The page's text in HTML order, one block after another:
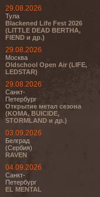
29.08.2026
Тула
Blackened Life Fest 2026
(LITTLE DEAD BERTHA,
FIEND и др.)
29.08.2026
Москва
Oldschool Open Air (LIFE,
LEDSTAR)
29.08.2026
Санкт-
Петербург
Открытие метал сезона
(KOMA, BUICIDE,
STORMLAND и др.)
03.09.2026
Белград
(Сербия)
RAVEN
04.09.2026
Санкт-
Петербург
EL MENTAL